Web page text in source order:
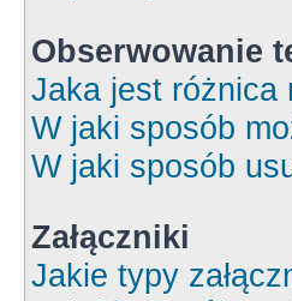
Obserwowanie
Jaka jest różnica
W jaki sposób
W jaki sposób
Załączniki
Jakie typy